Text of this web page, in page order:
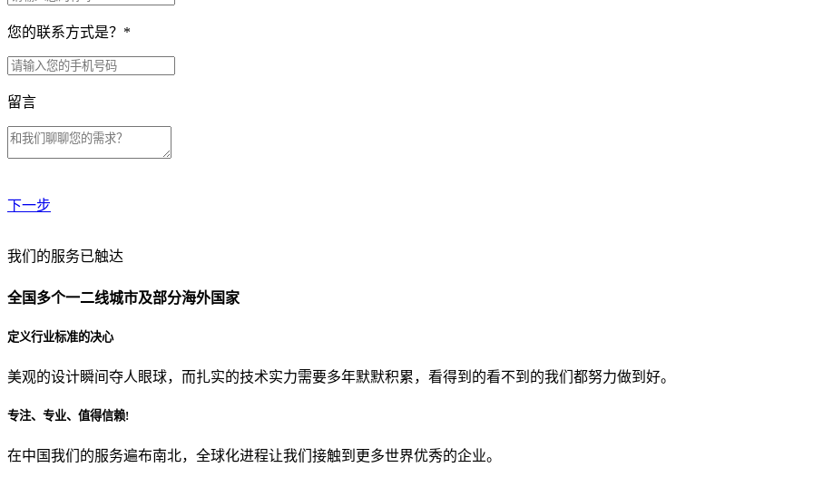
您的联系方式是？ *
留言
下一步
贵公司预算范围是？
贵公司的团队规模是？
从哪里了解到我们？
我们的服务已触达
全国多个一二线城市及部分海外国家
定义行业标准的决心
美观的设计瞬间夺人眼球，而扎实的技术实力需要多年默默积累，看得到的看不到的我们都努力做到好。
专注、专业、值得信赖!
在中国我们的服务遍布南北，全球化进程让我们接触到更多世界优秀的企业。